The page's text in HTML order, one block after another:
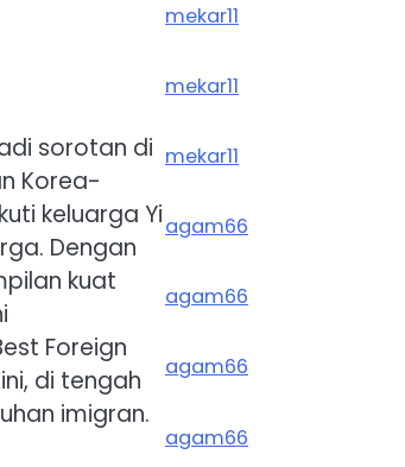
sorotan di
Korea-
keluarga Yi
Dengan
kuat
Foreign
di tengah
imigran.
mekar11
mekar11
mekar11
agam66
agam66
agam66
agam66